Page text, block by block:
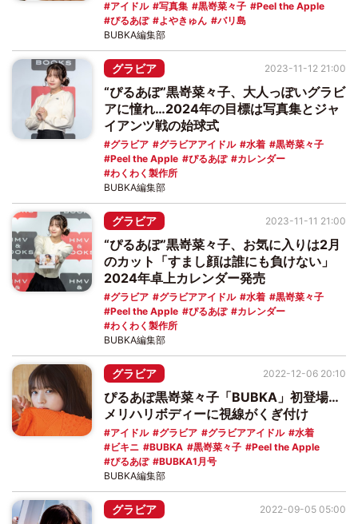
アイドル 写真集 黒嵜菜々子
Peel the Apple
ぴるあぽ
よやきゅん
バリ島
BUBKA編集部
グラビア
“ぴるあぽ”黒嵜菜々子、大人っぽいグラビ
アに憧れ…2024年の目標は写真集とジャ
イアンツ戦の始球式
グラビア グラビアアイドル 水着
黒嵜菜々子
Peel the Apple
ぴるあぽ
カレンダー
わくわく製作所
2023-11-12 21:00
BUBKA編集部
グラビア
“ぴるあぽ”黒嵜菜々子、お気に入りは2月
のカット「すまし顔は誰にも負けない」
2024年卓上カレンダー発売
グラビア グラビアアイドル 水着
黒嵜菜々子
Peel the Apple
ぴるあぽ
カレンダー
わくわく製作所
2023-11-11 21:00
BUBKA編集部
グラビア
ぴるあぽ黒嵜菜々子「BUBKA」初登場…
メリハリボディーに視線がくぎ付け
アイドル グラビア グラビアアイドル
水着
ビキニ
BUBKA 黒嵜菜々子
Peel the Apple
ぴるあぽ
BUBKA1月号
2022-12-06 20:10
BUBKA編集部
グラビア 2022-09-05 05:00